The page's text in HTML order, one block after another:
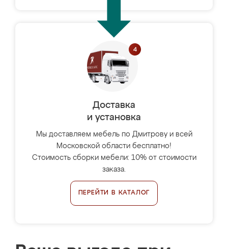
Доставка
и установка
Мы доставляем мебель по Дмитрову и всей
Московской области бесплатно!
Стоимость сборки мебели: 10% от стоимости
заказа.
ПЕРЕЙТИ В КАТАЛОГ